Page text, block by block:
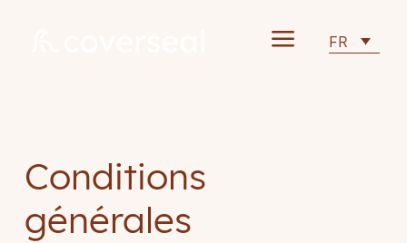
a FR
Conditions
générales